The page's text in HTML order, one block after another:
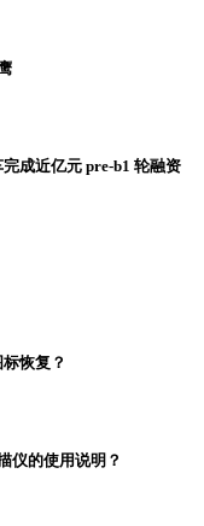
成近亿元 pre-b1 轮融资
恢复？
仪的使用说明？